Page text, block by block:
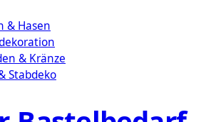
& Hasen
& Kränze
Stabdeko